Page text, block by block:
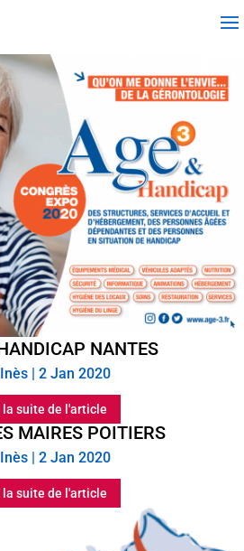
NANTES
Inès| 2 Jan 2020
la suite de l'article
MAIRES POITIERS
Inès| 2 Jan 2020
la suite de l'article